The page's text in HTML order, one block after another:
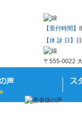
【受付時間】
【休 診 日】
〒555-0022